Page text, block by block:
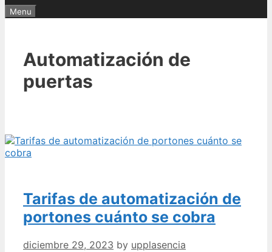
Menu
Automatización de
puertas
Tarifas de automatización de
portones cuánto se cobra
diciembre 29, 2023 by upplasencia